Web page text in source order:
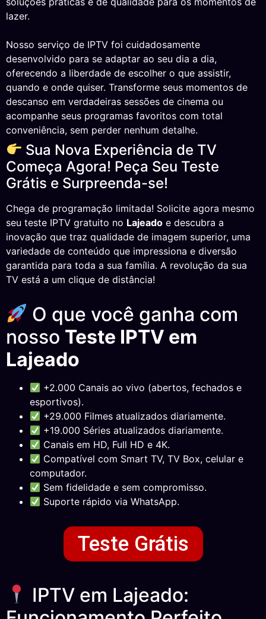
lazer.
Nosso serviço de IPTV foi cuidadosamente
desenvolvido para se adaptar ao seu dia a dia,
oferecendo a liberdade de escolher o que assistir,
quando e onde quiser. Transforme seus momentos de
descanso em verdadeiras sessões de cinema ou
acompanhe seus programas favoritos com total
conveniência, sem perder nenhum detalhe.
Sua Nova Experiência de TV
Começa Agora! Peça Seu Teste
Grátis e Surpreenda-se!
Chega de programação limitada! Solicite agora mesmo
seu teste IPTV gratuito no Lajeado e descubra a
inovação que traz qualidade de imagem superior, uma
variedade de conteúdo que impressiona e diversão
garantida para toda a sua família. A revolução da sua
TV está a um clique de distância!
O que você ganha com
nosso Teste IPTV em
Lajeado
+2.000 Canais ao vivo (abertos, fechados e
esportivos).
+29.000 Filmes atualizados diariamente.
+19.000 Séries atualizados diariamente.
Canais em HD, Full HD e 4K.
Compatível com Smart TV, TV Box, celular e
computador.
Sem fidelidade e sem compromisso.
Suporte rápido via WhatsApp.
Teste Grátis
IPTV em Lajeado: